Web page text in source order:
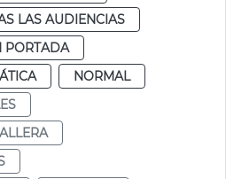
LAS AUDIENCIAS
PORTADA
NORMAL